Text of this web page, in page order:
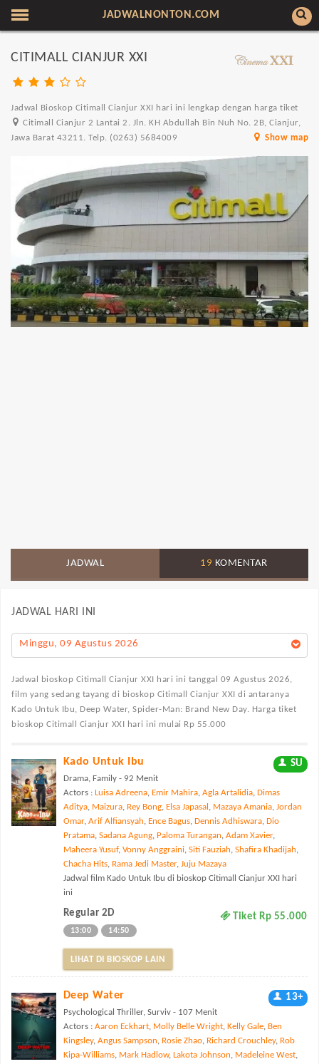
JADWALNONTON.COM
CITIMALL CIANJUR XXI
Jadwal Bioskop Citimall Cianjur XXI hari ini lengkap dengan harga tiket
Citimall Cianjur 2 Lantai 2. Jln. KH Abdullah Bin Nuh No. 2B, Cianjur,
Jawa Barat 43211. Telp. (0263) 5684009
Show map
JADWAL 19 KOMENTAR
JADWAL HARI INI
Minggu, 09 Agustus 2026
Jadwal bioskop Citimall Cianjur XXI hari ini tanggal 09 Agustus 2026,
film yang sedang tayang di bioskop Citimall Cianjur XXI di antaranya
Kado Untuk Ibu, Deep Water, Spider-Man: Brand New Day. Harga tiket
bioskop Citimall Cianjur XXI hari ini mulai Rp 55.000
Kado Untuk Ibu SU
Drama, Family - 92 Menit
Actors : Luisa Adreena, Emir Mahira, Agla Artalidia, Dimas
Aditya, Maizura, Rey Bong, Elsa Japasal , Mazaya Amania, Jordan
Omar, Arif Alfiansyah, Ence Bagus, Dennis Adhiswara, Dio
Pratama, Sadana Agung, Paloma Turangan, Adam Xavier,
Maheera Yusuf, Vonny Anggraini, Siti Fauziah, Shafira Khadijah,
Chacha Hits, Rama Jedi Master, Juju Mazaya
Jadwal film Kado Untuk Ibu di bioskop Citimall Cianjur XXI hari
ini
Regular 2D Tiket Rp 55.000
13:00 14:50
LIHAT DI BIOSKOP LAIN
Deep Water 13+
Psychological Thriller, Surviv - 107 Menit
Actors : Aaron Eckhart, Molly Belle Wright, Kelly Gale, Ben
Kingsley, Angus Sampson, Rosie Zhao, Richard Crouchley, Rob
Kipa-Williams, Mark Hadlow, Lakota Johnson, Madeleine West,